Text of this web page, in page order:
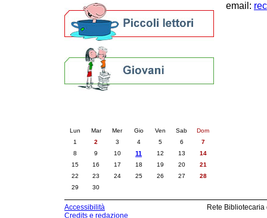
email:
Lun Mar Mer Gio Ven Sab
Dom
1
2 3 4 5 6
7
8
9 10 11 12 13
14
15
16 17 18 19 20
21
22
23 24 25 26 27
28
29
30
Accessibilità
Credits e redazione
Rete